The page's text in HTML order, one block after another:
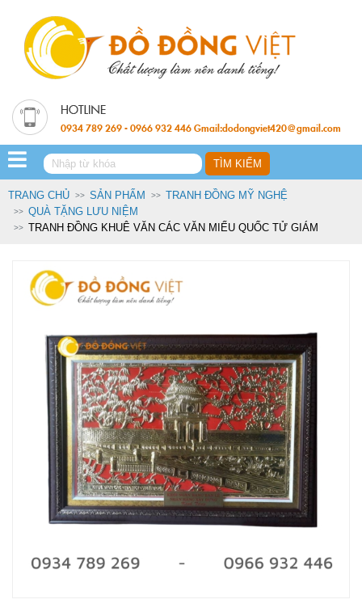
0934 789 269 - 0966 932 446 Gmail:dodongviet420@gmail.com
TRANG CHỦ SẢN PHẨM
TRANH ĐỒNG MỸ NGHỆ
QUÀ TẶNG LƯU NIỆM
TRANH ĐỒNG KHUÊ VĂN CÁC VĂN MIẾU QUỐC TỬ GIÁM